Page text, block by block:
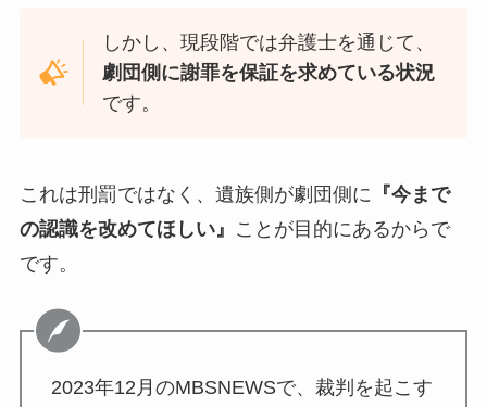
しかし、現段階では弁護士を通じて、
劇団側に謝罪を保証を求めている状況
です。
これは刑罰ではなく、遺族側が劇団側に 『今まで
の認識を改めてほしい』 ことが目的にあるからで
です。
2023年12月のMBSNEWSで、裁判を起こす